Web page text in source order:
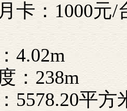
卡：1000元/
4.02m
：238m
5578.20平方